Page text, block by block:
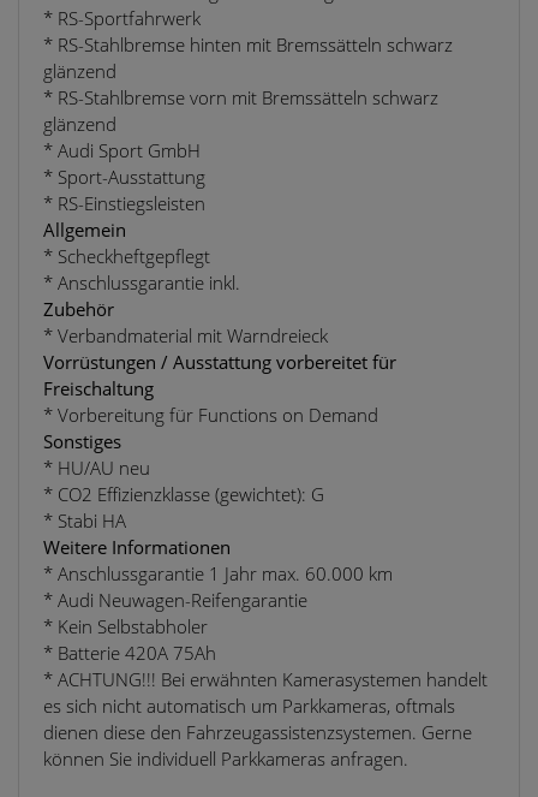
* RS-Sportfahrwerk
* RS-Stahlbremse hinten mit Bremssätteln schwarz
glänzend
* RS-Stahlbremse vorn mit Bremssätteln schwarz
glänzend
* Audi Sport GmbH
* Sport-Ausstattung
* RS-Einstiegsleisten
Allgemein
* Scheckheftgepflegt
* Anschlussgarantie inkl.
Zubehör
* Verbandmaterial mit Warndreieck
Vorrüstungen / Ausstattung vorbereitet für
Freischaltung
* Vorbereitung für Functions on Demand
Sonstiges
* HU/AU neu
* CO2 Effizienzklasse (gewichtet): G
* Stabi HA
Weitere Informationen
* Anschlussgarantie 1 Jahr max. 60.000 km
* Audi Neuwagen-Reifengarantie
* Kein Selbstabholer
* Batterie 420A 75Ah
* ACHTUNG!!! Bei erwähnten Kamerasystemen handelt
es sich nicht automatisch um Parkkameras, oftmals
dienen diese den Fahrzeugassistenzsystemen. Gerne
können Sie individuell Parkkameras anfragen.